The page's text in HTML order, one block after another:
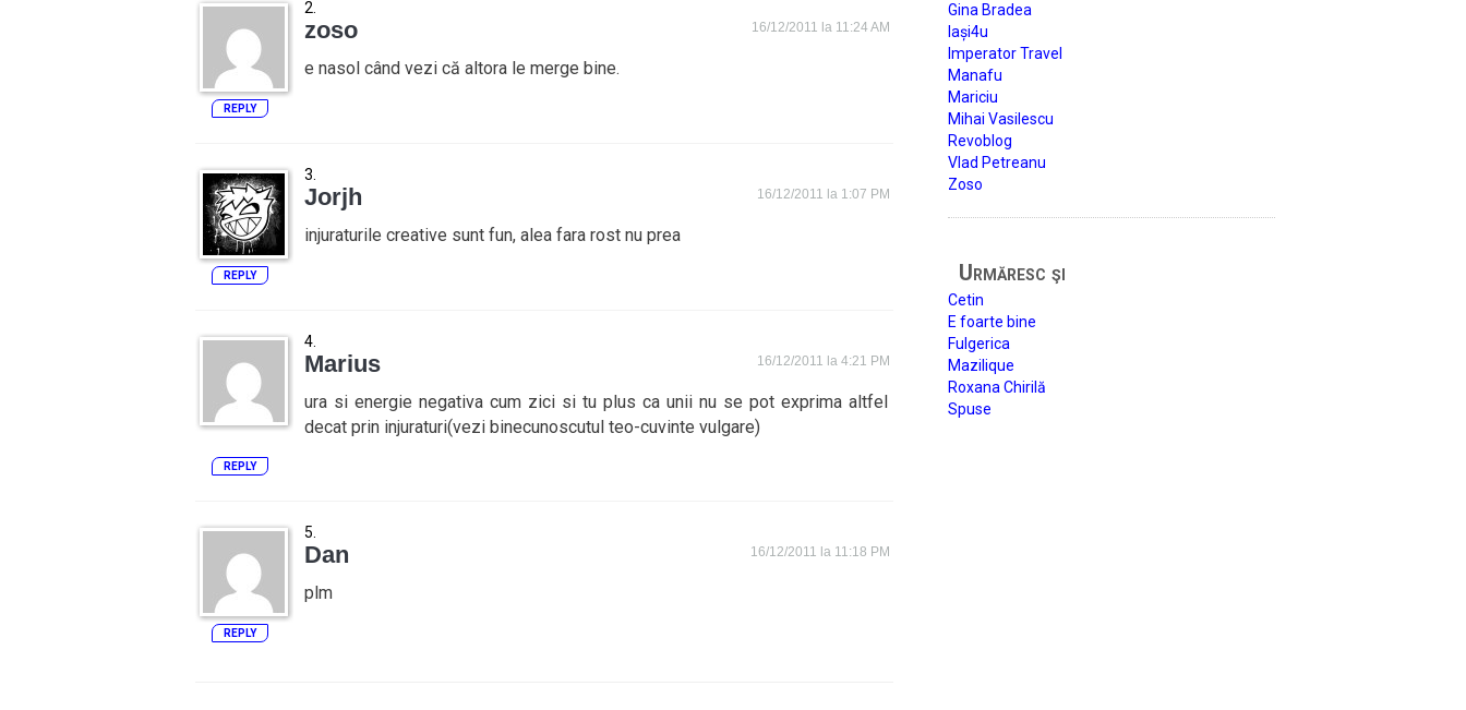
zoso 16/12/2011 la 11:24 AM
e nasol când vezi că altora le merge bine.
REPLY
Jorjh 16/12/2011 la 1:07 PM
injuraturile creative sunt fun, alea fara rost nu prea
REPLY
Marius 16/12/2011 la 4:21 PM
ura si energie negativa cum zici si tu plus ca unii nu se pot exprima altfel
decat prin injuraturi(vezi binecunoscutul teo-cuvinte vulgare)
REPLY
Dan 16/12/2011 la 11:18 PM
plm
REPLY
Gina Bradea
Iași4u
Imperator Travel
Manafu
Mariciu
Mihai Vasilescu
Revoblog
Vlad Petreanu
Zoso
Urmăresc şi
Cetin
E foarte bine
Fulgerica
Mazilique
Roxana Chirilă
Spuse